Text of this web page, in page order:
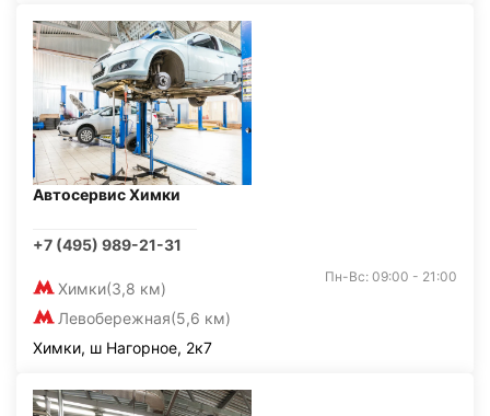
Автосервис Химки
+7 (495) 989-21-31
Химки(3,8 км)
Левобережная(5,6 км)
Пн-Вс: 09:00 - 21:00
Химки, ш Нагорное, 2к7